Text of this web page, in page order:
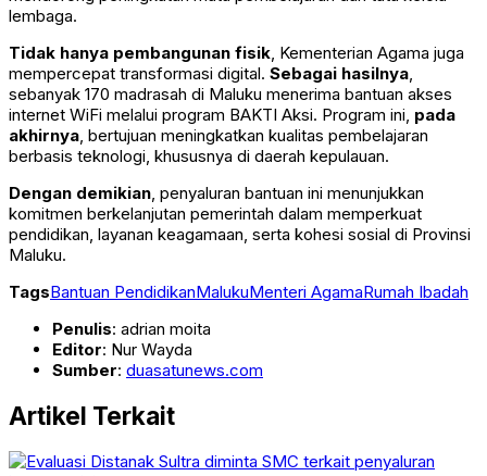
lembaga.
Tidak hanya pembangunan fisik, Kementerian Agama juga
mempercepat transformasi digital. Sebagai hasilnya,
sebanyak 170 madrasah di Maluku menerima bantuan akses
internet WiFi melalui program BAKTI Aksi. Program ini, pada
akhirnya, bertujuan meningkatkan kualitas pembelajaran
berbasis teknologi, khususnya di daerah kepulauan.
Dengan demikian, penyaluran bantuan ini menunjukkan
komitmen berkelanjutan pemerintah dalam memperkuat
pendidikan, layanan keagamaan, serta kohesi sosial di Provinsi
Maluku.
TagsBantuan PendidikanMalukuMenteri AgamaRumah Ibadah
Penulis: adrian moita
Editor: Nur Wayda
Sumber: duasatunews.com
Artikel Terkait